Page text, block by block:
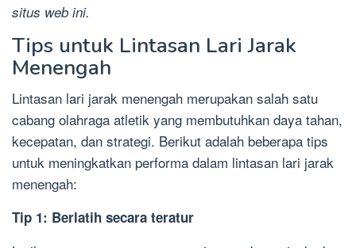
situs web ini.
Tips untuk Lintasan Lari Jarak
Menengah
Lintasan lari jarak menengah merupakan salah satu
cabang olahraga atletik yang membutuhkan daya tahan,
kecepatan, dan strategi. Berikut adalah beberapa tips
untuk meningkatkan performa dalam lintasan lari jarak
menengah:
Tip 1: Berlatih secara teratur